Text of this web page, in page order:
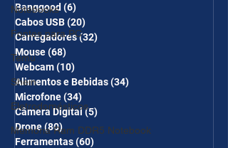
Notebooks
Fontes para PC
Temu
Shein
Eletrodomésticos
Memória Ram DDR5 Notebook
Banggood(6)
Cabos USB(20)
Carregadores(32)
Mouse(68)
Webcam(10)
Alimentos e Bebidas(34)
Microfone(34)
Câmera Digital(5)
Drone(80)80 posts
Ferramentas(60)